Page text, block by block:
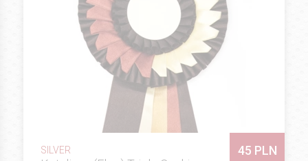
SILVER 45 PLN